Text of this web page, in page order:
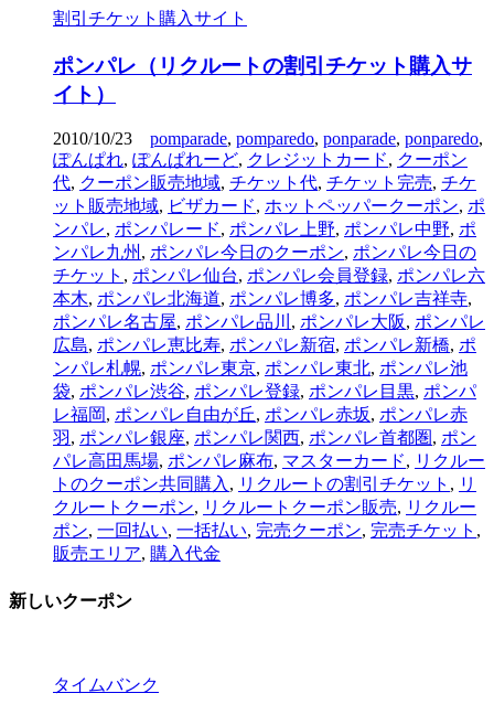
割引チケット購入サイト
ポンパレ（リクルートの割引チケット購入サ
イト）
2010/10/23 pomparade, pomparedo, ponparade, ponparedo,
ぽんぱれ, ぽんぱれーど, クレジットカード, クーポン
代, クーポン販売地域, チケット代, チケット完売, チケ
ット販売地域, ビザカード, ホットペッパークーポン, ポ
ンパレ, ポンパレード, ポンパレ上野, ポンパレ中野, ポ
ンパレ九州 , ポンパレ今日のクーポン, ポンパレ今日の
チケット , ポンパレ仙台, ポンパレ会員登録, ポンパレ六
本木, ポンパレ北海道, ポンパレ博多, ポンパレ吉祥寺,
ポンパレ名古屋, ポンパレ品川 , ポンパレ大阪, ポンパレ
広島, ポンパレ恵比寿, ポンパレ新宿, ポンパレ新橋, ポ
ンパレ札幌, ポンパレ東京, ポンパレ東北, ポンパレ池
袋, ポンパレ渋谷, ポンパレ登録, ポンパレ目黒, ポンパ
レ福岡, ポンパレ自由が丘, ポンパレ赤坂, ポンパレ赤
羽 , ポンパレ銀座, ポンパレ関西, ポンパレ首都圏 , ポン
パレ高田馬場, ポンパレ麻布, マスターカード, リクルー
トのクーポン共同購入 , リクルートの割引チケット , リ
クルートクーポン, リクルートクーポン販売, リクルー
ポン, 一回払い, 一括払い, 完売クーポン, 完売チケット ,
販売エリア, 購入代金
新しいクーポン
タイムバンク